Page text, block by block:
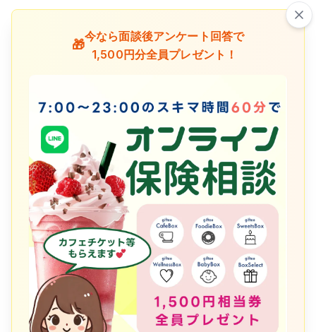
🎁
今なら面談後アンケート回答で
1,500円分全員プレゼント！